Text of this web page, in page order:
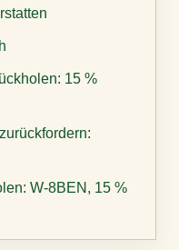
15 %
W-8BEN, 15 %